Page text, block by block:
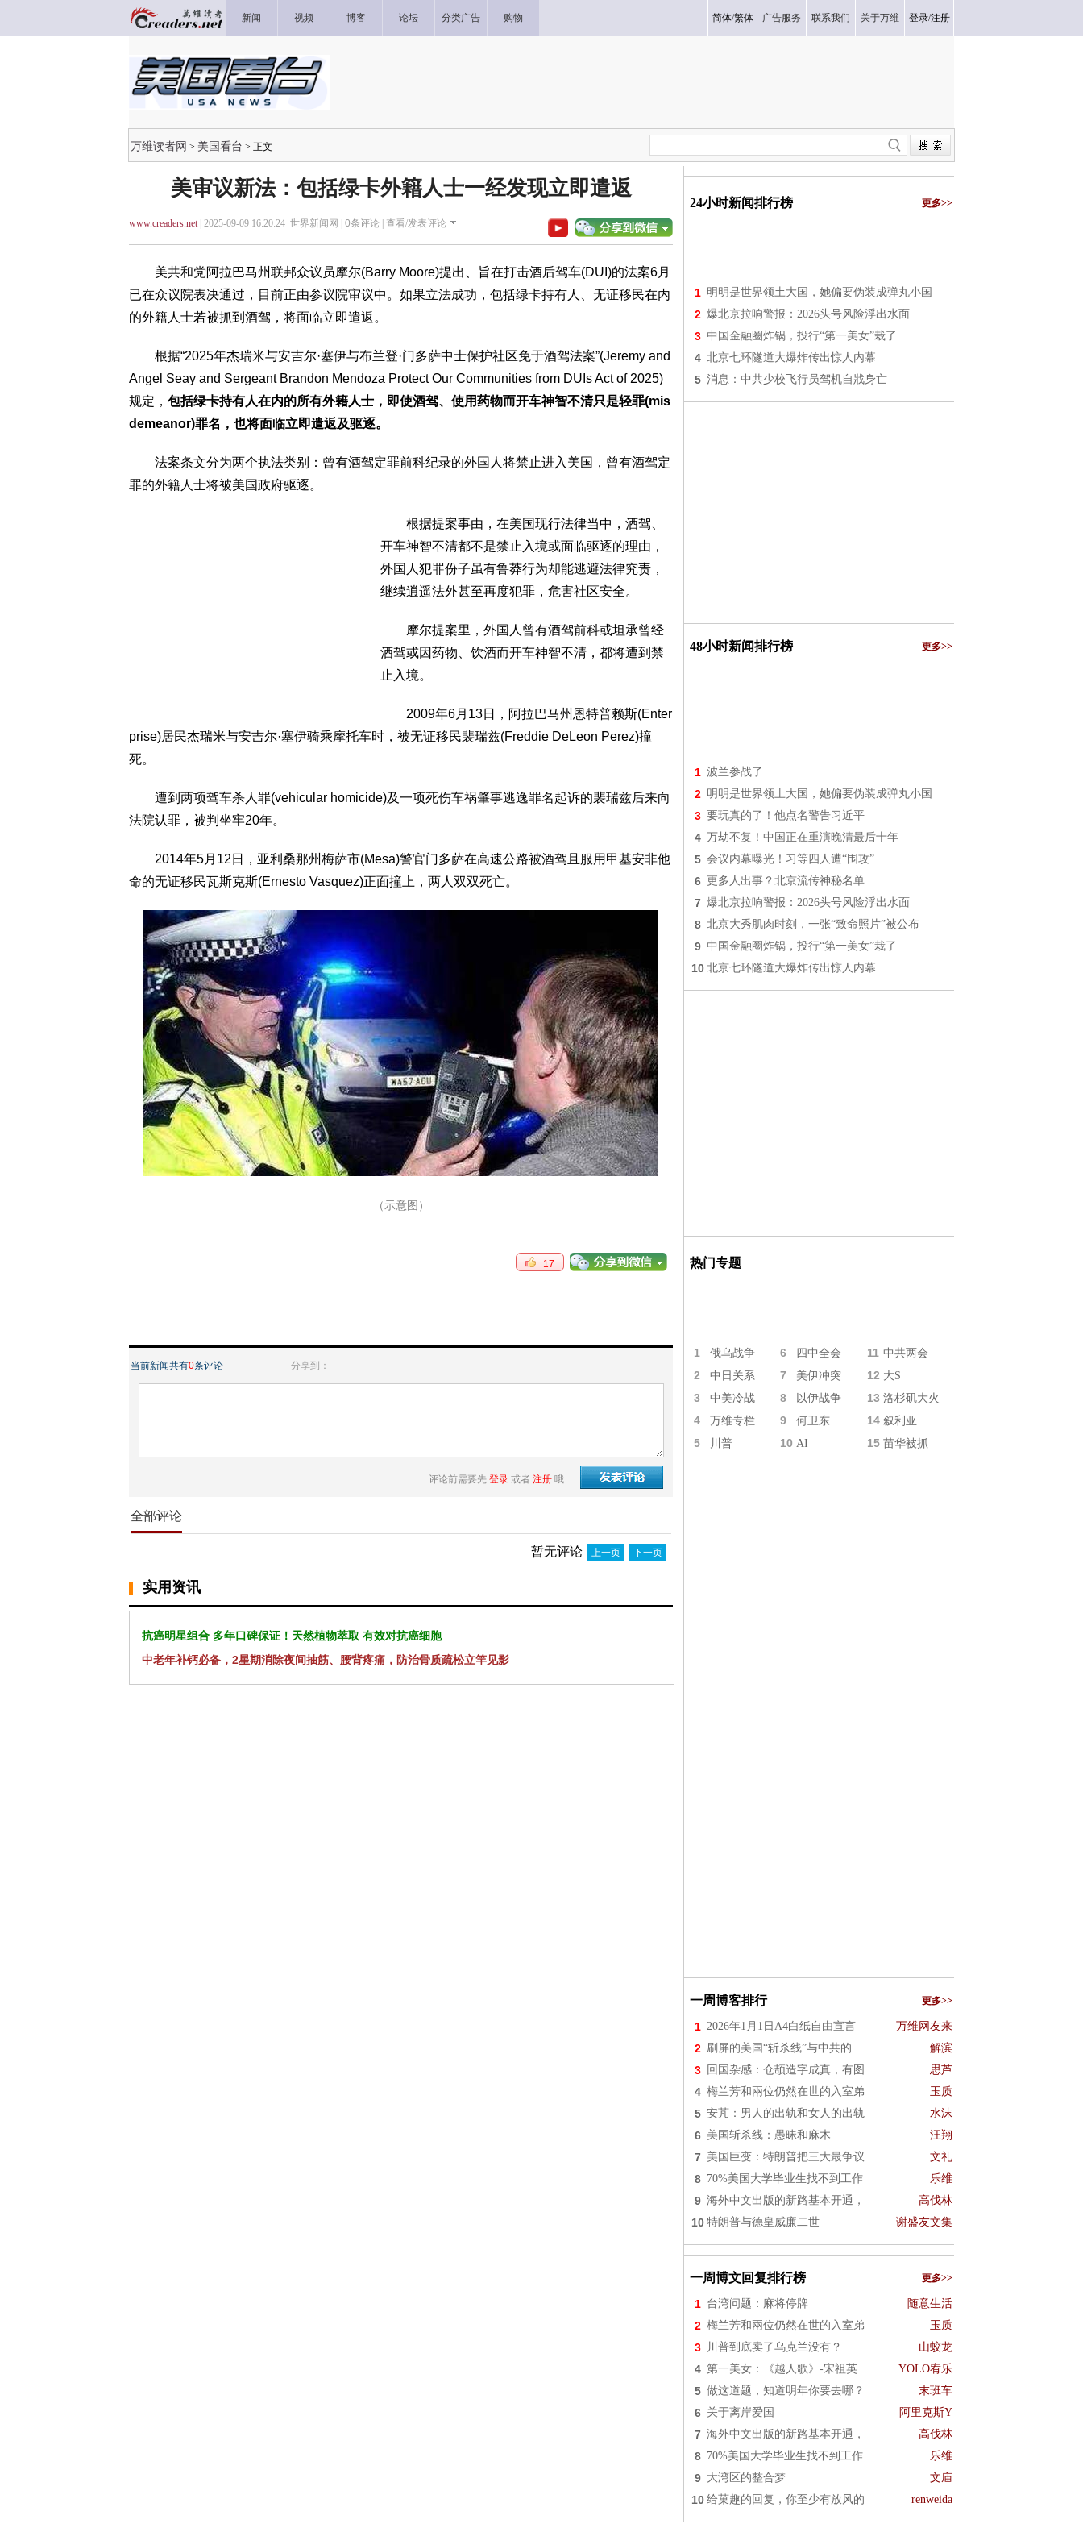
新闻 视频 博客 论坛 分类广告 购物 简体/繁体 广告服务 联系我们 关于万维 登录/注册
万维读者网 > 美国看台 > 正文
美审议新法：包括绿卡外籍人士一经发现立即遣返
www.creaders.net| 2025-09-09 16:20:24 世界新闻网 | 0条评论 | 查看/发表评论
美共和党阿拉巴马州联邦众议员摩尔(Barry Moore)提出、旨在打击酒后驾车(DUI)的法案6月
已在众议院表决通过，目前正由参议院审议中。如果立法成功，包括绿卡持有人、无证移民在内
的外籍人士若被抓到酒驾，将面临立即遣返。
根据“2025年杰瑞米与安吉尔·塞伊与布兰登·门多萨中士保护社区免于酒驾法案”(Jeremy and
Angel Seay and Sergeant Brandon Mendoza Protect Our Communities from DUIs Act of 2025)
规定， 包括绿卡持有人在内的所有外籍人士，即使酒驾、使用药物而开车神智不清只是轻罪(mis
demeanor)罪名，也将面临立即遣返及驱逐。
法案条文分为两个执法类别：曾有酒驾定罪前科纪录的外国人将禁止进入美国，曾有酒驾定
罪的外籍人士将被美国政府驱逐。
根据提案事由，在美国现行法律当中，酒驾、
开车神智不清都不是禁止入境或面临驱逐的理由，
外国人犯罪份子虽有鲁莽行为却能逃避法律究责，
继续逍遥法外甚至再度犯罪，危害社区安全。
摩尔提案里，外国人曾有酒驾前科或坦承曾经
酒驾或因药物、饮酒而开车神智不清，都将遭到禁
止入境。
2009年6月13日，阿拉巴马州恩特普赖斯(Enter
prise)居民杰瑞米与安吉尔·塞伊骑乘摩托车时，被无证移民裴瑞兹(Freddie DeLeon Perez)撞
死。
遭到两项驾车杀人罪(vehicular homicide)及一项死伤车祸肇事逃逸罪名起诉的裴瑞兹后来向
法院认罪，被判坐牢20年。
2014年5月12日，亚利桑那州梅萨市(Mesa)警官门多萨在高速公路被酒驾且服用甲基安非他
命的无证移民瓦斯克斯(Ernesto Vasquez)正面撞上，两人双双死亡。
（示意图）
17
当前新闻共有0条评论 分享到：
评论前需要先 登录 或者 注册 哦
全部评论
暂无评论 上一页 下一页
实用资讯
抗癌明星组合 多年口碑保证！天然植物萃取 有效对抗癌细胞
中老年补钙必备，2星期消除夜间抽筋、腰背疼痛，防治骨质疏松立竿见影
24小时新闻排行榜 更多>>
1 明明是世界领土大国，她偏要伪装成弹丸小国
2 爆北京拉响警报：2026头号风险浮出水面
3 中国金融圈炸锅，投行“第一美女”栽了
4 北京七环隧道大爆炸传出惊人内幕
5 消息：中共少校飞行员驾机自戕身亡
48小时新闻排行榜 更多>>
1 波兰参战了
2 明明是世界领土大国，她偏要伪装成弹丸小国
3 要玩真的了！他点名警告习近平
4 万劫不复！中国正在重演晚清最后十年
5 会议内幕曝光！习等四人遭“围攻”
6 更多人出事？北京流传神秘名单
7 爆北京拉响警报：2026头号风险浮出水面
8 北京大秀肌肉时刻，一张“致命照片”被公布
9 中国金融圈炸锅，投行“第一美女”栽了
10 北京七环隧道大爆炸传出惊人内幕
热门专题
1 俄乌战争 6 四中全会 11 中共两会
2 中日关系 7 美伊冲突 12 大S
3 中美冷战 8 以伊战争 13 洛杉矶大火
4 万维专栏 9 何卫东 14 叙利亚
5 川普 10 AI 15 苗华被抓
一周博客排行 更多>>
1 2026年1月1日A4白纸自由宣言 万维网友来
2 刷屏的美国“斩杀线”与中共的 解滨
3 回国杂感：仓颉造字成真，有图 思芦
4 梅兰芳和兩位仍然在世的入室弟 玉质
5 安芃：男人的出轨和女人的出轨 水沫
6 美国斩杀线：愚昧和麻木 汪翔
7 美国巨变：特朗普把三大最争议 文礼
8 70%美国大学毕业生找不到工作 乐维
9 海外中文出版的新路基本开通， 高伐林
10 特朗普与德皇威廉二世 谢盛友文集
一周博文回复排行榜 更多>>
1 台湾问题：麻将停牌 随意生活
2 梅兰芳和兩位仍然在世的入室弟 玉质
3 川普到底卖了乌克兰没有？ 山蛟龙
4 第一美女：《越人歌》-宋祖英 YOLO宥乐
5 做这道题，知道明年你要去哪？ 末班车
6 关于离岸爱国 阿里克斯Y
7 海外中文出版的新路基本开通， 高伐林
8 70%美国大学毕业生找不到工作 乐维
9 大湾区的整合梦 文庙
10 给菓趣的回复，你至少有放风的 renweida